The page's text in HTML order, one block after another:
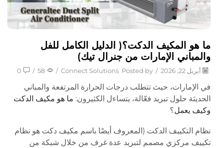
ما هو المكيف الدكت؟( الدليل الكامل للفل
والمباني الإمارات من جنرال تيك)
أبريل 22, 2026 /
Posted by
Connect Solutions
/
58
/
0
في الإمارات، حيث تتطلب درجات الحرارة المرتفعة والمباني
الحديثة حلول تبريد فعّالة، يتساءل الكثيرون: ما هو مكيف الدكت
وكيف يعمل؟
نظام التكييف الدكت (المعروف أيضًا باسم مكيف دكت هو نظام
تكييف مركزي مصمم لتبريد عدة غرف من خلال شبكة من